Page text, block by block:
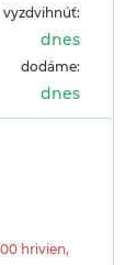
vyzdvihnúť:
dnes
dodáme:
dnes
hrivien,